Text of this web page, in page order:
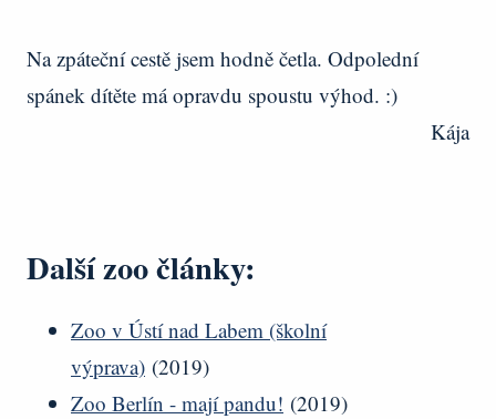
Na zpáteční cestě jsem hodně četla. Odpolední
spánek dítěte má opravdu spoustu výhod. :)
Kája
Další zoo články:
Zoo v Ústí nad Labem (školní
výprava) (2019)
Zoo Berlín - mají pandu! (2019)